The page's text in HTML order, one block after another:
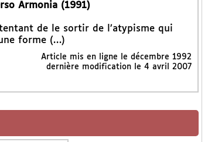
Armonia (1991)
de le sortir de l’atypisme qui
une forme (…)
Article mis en ligne le décembre 1992
dernière modification le 4 avril 2007